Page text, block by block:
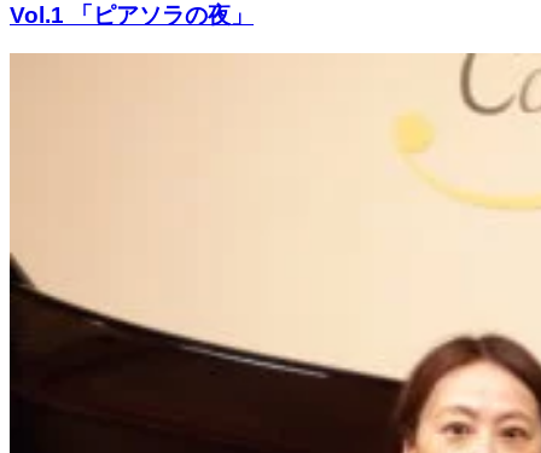
Vol.1 「ピアソラの夜」